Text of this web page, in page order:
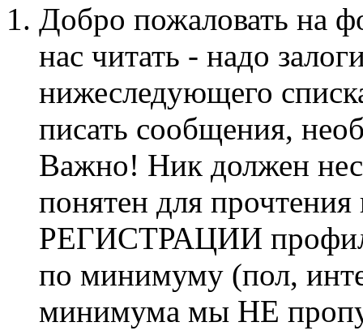
Добро пожаловать на
нас читать - надо
нижеследующего
писать сообщения,
Важно! Ник должен
понятен для
РЕГИСТРАЦИИ профиль
по минимуму (пол,
минимума мы НЕ